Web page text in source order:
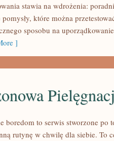
stawia na wdrożenia:
pomysły, które można
sposobu na
]
boredom to serwis stworzone
rutynę w chwilę dla siebie. To